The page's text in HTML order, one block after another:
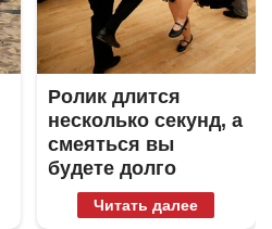
Ролик длится
несколько секунд, а
смеяться вы
будете долго
Читать далее